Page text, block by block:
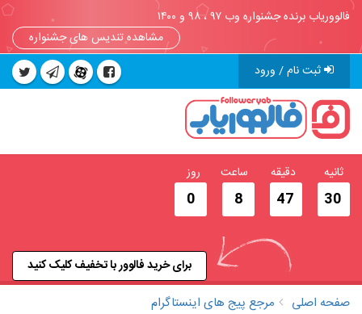
فالووریاب برنده جشنواره وب ۹۷ ، ۹۸ و ۱۴۰۰
مشاهده تندیس های جشنواره
ثبت نام / ورود
30
ثانیه
47
دقیقه
8
ساعت
0
روز
برای خرید فالوور با تخفیف کلیک کنید
صفحه اصلی مرجع پیج های اینستاگرام